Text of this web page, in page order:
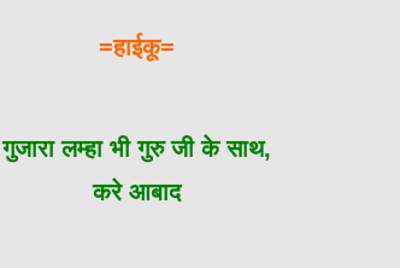
=हाईकू=
गुजारा लम्हा भी गुरु जी के साथ,
करे आबाद